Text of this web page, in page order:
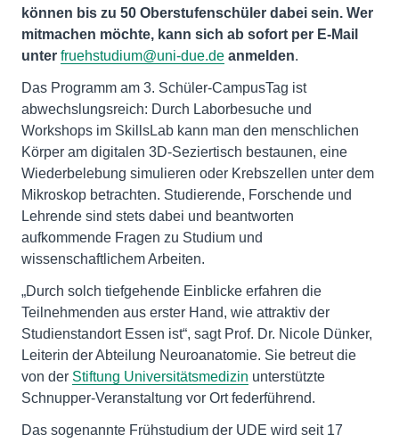
können bis zu 50 Oberstufenschüler dabei sein. Wer
mitmachen möchte, kann sich ab sofort per E-Mail
unter fruehstudium@uni-due.de anmelden.
Das Programm am 3. Schüler-CampusTag ist
abwechslungsreich: Durch Laborbesuche und
Workshops im SkillsLab kann man den menschlichen
Körper am digitalen 3D-Seziertisch bestaunen, eine
Wiederbelebung simulieren oder Krebszellen unter dem
Mikroskop betrachten. Studierende, Forschende und
Lehrende sind stets dabei und beantworten
aufkommende Fragen zu Studium und
wissenschaftlichem Arbeiten.
„Durch solch tiefgehende Einblicke erfahren die
Teilnehmenden aus erster Hand, wie attraktiv der
Studienstandort Essen ist“, sagt Prof. Dr. Nicole Dünker,
Leiterin der Abteilung Neuroanatomie. Sie betreut die
von der Stiftung Universitätsmedizin unterstützte
Schnupper-Veranstaltung vor Ort federführend.
Das sogenannte Frühstudium der UDE wird seit 17